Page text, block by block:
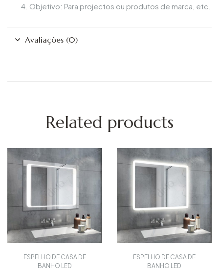
Objetivo: Para projectos ou produtos de marca, etc.
Avaliações (0)
Related products
ESPELHO DE CASA DE
BANHO LED
ESPELHO DE CASA DE
BANHO LED